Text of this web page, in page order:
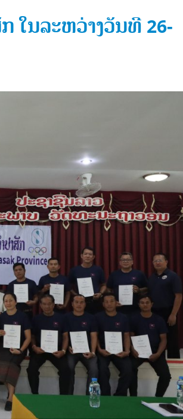
ໃນລະຫວ່າງວັນທີ 26-
ບ
າ
2026 ທີ່ໂຮງແຮມຊັນເວ ຣີສອດ, ປະເທດມາ
ເດືອນກໍລະກົດ 22, 2026
ການອົບຮົມຜູ້ບໍລິຫານກິລາແຂວງ
ຈໍາປາສັກ ໃນລະຫວ່າງວັນທີ 26-
ພຶດສະພາ 2026
ເດືອນພຶດສະພາ 31, 2026
ການເຂົ້າຮ່ວມແຂ່ງຂັນກິລາ ເອຊຽນ
ເກມຫາດຊາຍ ຄັ້ງທີ 6, ຈັດຂື້ນທີ່
ເມືອງ ຊານຢາ, ປະເທດ ຈີນ ເປັນ
ເຈົ້າພາບ ໃນລະຫວ່າງວັນທີ 22 – 30 ເມສາ
2026
ເດືອນເມສາ 24, 2026